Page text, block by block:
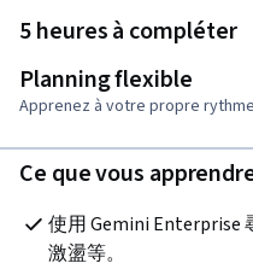
5 heures à compléter
Planning flexible
Apprenez à votre propre rythme
Ce que vous
使用 Gemini Enterprise
激盪等。